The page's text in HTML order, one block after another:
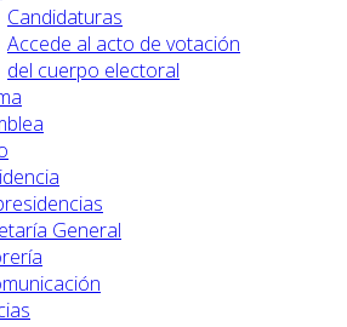
Candidaturas
Accede al acto de votación
del cuerpo electoral
General